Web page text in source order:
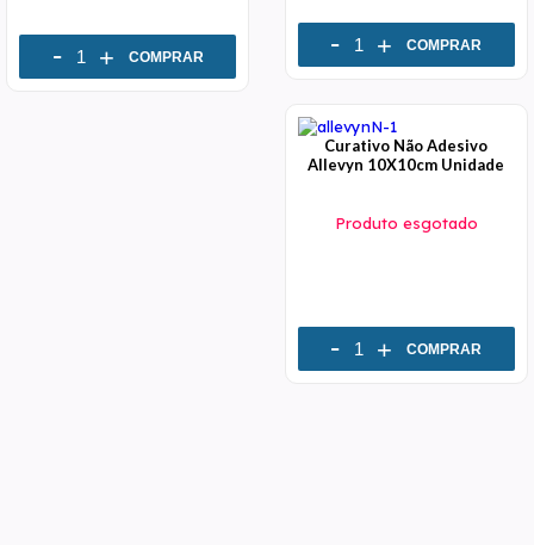
- + COMPRAR - + COMPRAR
Curativo Não Adesivo
Allevyn 10X10cm Unidade
Produto esgotado
- + COMPRAR